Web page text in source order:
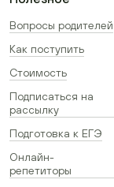
Вопросы родителей
Как поступить
Стоимость
Подписаться на
рассылку
Подготовка к ЕГЭ
Онлайн-
репетиторы